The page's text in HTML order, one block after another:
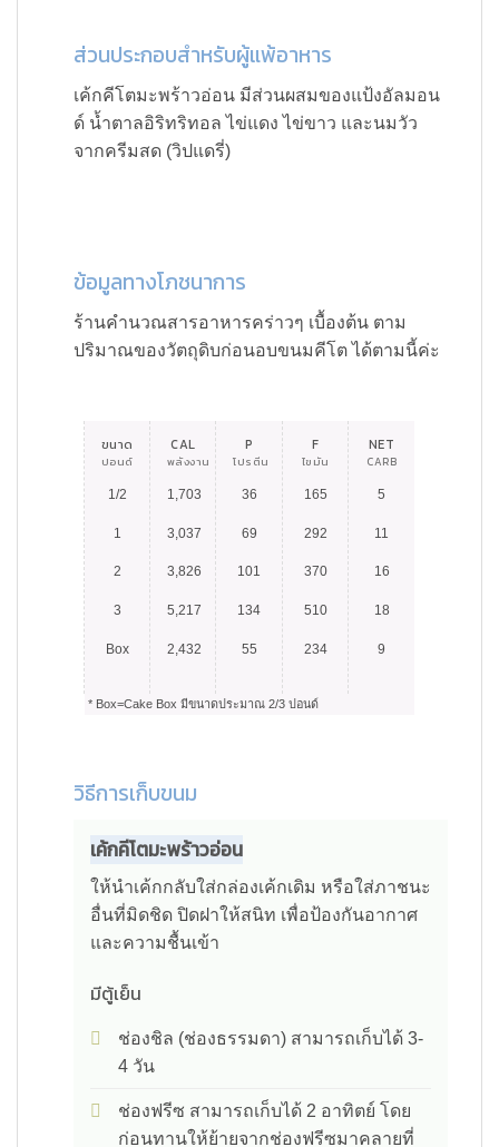
ส่วนประกอบสำหรับผู้แพ้อาหาร
เค้กคีโตมะพร้าวอ่อน มีส่วนผสมของแป้งอัลมอน
ด์ น้ำตาลอิริทริทอล ไข่แดง ไข่ขาว และนมวัว
จากครีมสด (วิปแดรี่)
ข้อมูลทางโภชนาการ
ร้านคำนวณสารอาหารคร่าวๆ เบื้องต้น ตาม
ปริมาณของวัตถุดิบก่อนอบขนมคีโต ได้ตามนี้ค่ะ
ขนาด
ปอนด์
1/2
1
2
3
Box
CAL
พลังงาน
1,703
3,037
3,826
5,217
2,432
P
โปรตีน
36
69
101
134
55
F
ไขมัน
165
292
370
510
234
NET
CARB
5
11
16
18
9
* Box=Cake Box มีขนาดประมาณ 2/3 ปอนด์
วิธีการเก็บขนม
เค้กคีโตมะพร้าวอ่อน
ให้นำเค้กกลับใส่กล่องเค้กเดิม หรือใส่ภาชนะ
อื่นที่มิดชิด ปิดฝาให้สนิท เพื่อป้องกันอากาศ
และความชื้นเข้า
มีตู้เย็น
ช่องชิล (ช่องธรรมดา) สามารถเก็บได้ 3-
4 วัน
ช่องฟรีซ สามารถเก็บได้ 2 อาทิตย์ โดย
ก่อนทานให้ย้ายจากช่องฟรีซมาคลายที่